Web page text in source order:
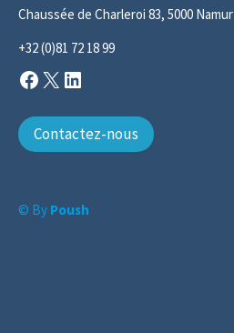
Chaussée de Charleroi 83, 5000 Namur
+32 (0)81 72 18 99
Facebook
X
Contactez-nous
© By Poush